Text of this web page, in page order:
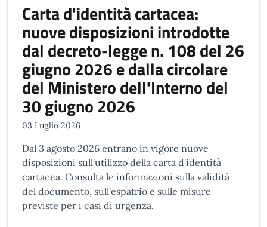
Carta d'identità cartacea:
nuove disposizioni introdotte
dal decreto-legge n. 108 del 26
giugno 2026 e dalla circolare
del Ministero dell'Interno del
30 giugno 2026
03 Luglio 2026
Dal 3 agosto 2026 entrano in vigore nuove
disposizioni sull'utilizzo della carta d'identità
cartacea. Consulta le informazioni sulla validità
del documento, sull'espatrio e sulle misure
previste per i casi di urgenza.